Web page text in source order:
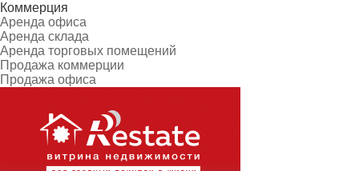
Коммерция
Аренда офиса
Аренда склада
Аренда торговых помещений
Продажа коммерции
Продажа офиса